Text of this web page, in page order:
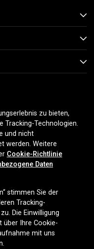
Nordic AB
zu bieten,
Tracking-Technologien.
und nicht
werden. Weitere
Cookie-Richtlinie
Daten
stimmen Sie der
Tracking-
Die Einwilligung
über Ihre Cookie-
mit uns